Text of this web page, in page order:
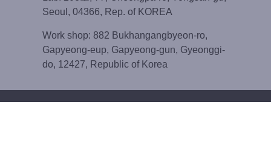
Seoul, 04366, Rep. of KOREA
Work shop: 882 Bukhangangbyeon-ro,
Gapyeong-eup, Gapyeong-gun, Gyeonggi-
do, 12427, Republic of Korea